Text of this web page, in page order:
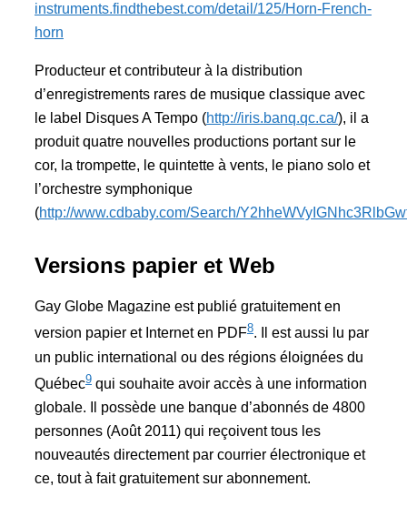
instruments.findthebest.com/detail/125/Horn-French-
horn
Producteur et contributeur à la distribution
d’enregistrements rares de musique classique avec
le label Disques A Tempo (http://iris.banq.qc.ca/), il a
produit quatre nouvelles productions portant sur le
cor, la trompette, le quintette à vents, le piano solo et
l’orchestre symphonique
(http://www.cdbaby.com/Search/
Versions papier et Web
Gay Globe Magazine est publié gratuitement en
version papier et Internet en PDF8. Il est aussi lu par
un public international ou des régions éloignées du
Québec9 qui souhaite avoir accès à une information
globale. Il possède une banque d’abonnés de 4800
personnes (Août 2011) qui reçoivent tous les
nouveautés directement par courrier électronique et
ce, tout à fait gratuitement sur abonnement.